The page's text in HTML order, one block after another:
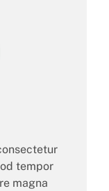
tempor
magna